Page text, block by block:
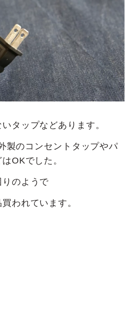
タップなどあります。
製のコンセントタップやパ
OKでした。
のようで
われています。